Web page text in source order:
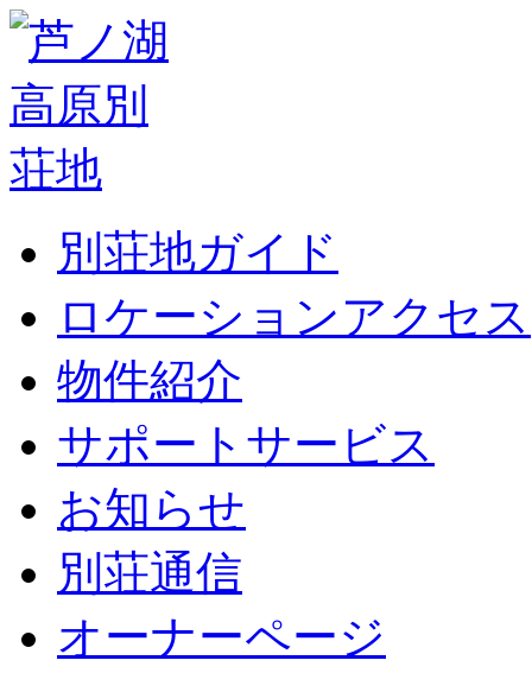
別荘地ガイド
ロケーションアクセス
物件紹介
サポートサービス
お知らせ
別荘通信
オーナーページ